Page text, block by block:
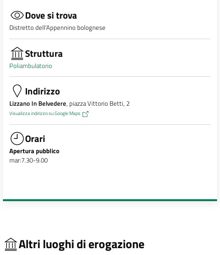
Dove si trova
Distretto dell’Appennino bolognese
Struttura
Poliambulatorio
Indirizzo
Lizzano In Belvedere, piazza Vittorio Betti, 2
Visualizza indirizzo su Google Maps
Orari
Apertura pubblico
mar:7.30-9.00
Altri luoghi di erogazione